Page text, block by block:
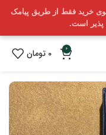
خرید فقط از طریق پیامک
0
0 تومان